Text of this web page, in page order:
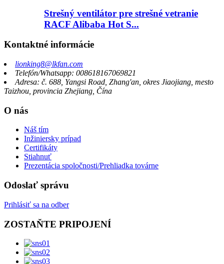
Strešný ventilátor pre strešné vetranie
RACF Alibaba Hot S...
Kontaktné informácie
lionking8@lkfan.com
Telefón/Whatsapp: 008618167069821
Adresa: č. 688, Yangsi Road, Zhang'an, okres Jiaojiang, mesto
Taizhou, provincia Zhejiang, Čína
O nás
Náš tím
Inžiniersky prípad
Certifikáty
Stiahnuť
Prezentácia spoločnosti/Prehliadka továrne
Odoslať správu
Prihlásiť sa na odber
ZOSTAŇTE PRIPOJENÍ